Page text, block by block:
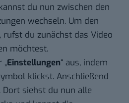
du nun zwischen den
wechseln. Um den
rufst du zunächst das Video
möchtest.
Einstellungen“ aus, indem
klickst. Anschließend
Dort siehst du nun alle